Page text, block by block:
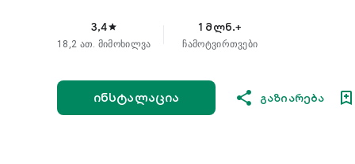
3,4star
18,2 ათ. მიმოხილვა
1 მლნ.+
ჩამოტვირთვები
ინსტალაცია გაზიარება